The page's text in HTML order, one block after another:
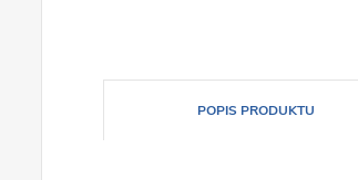
POPIS PRODUKTU